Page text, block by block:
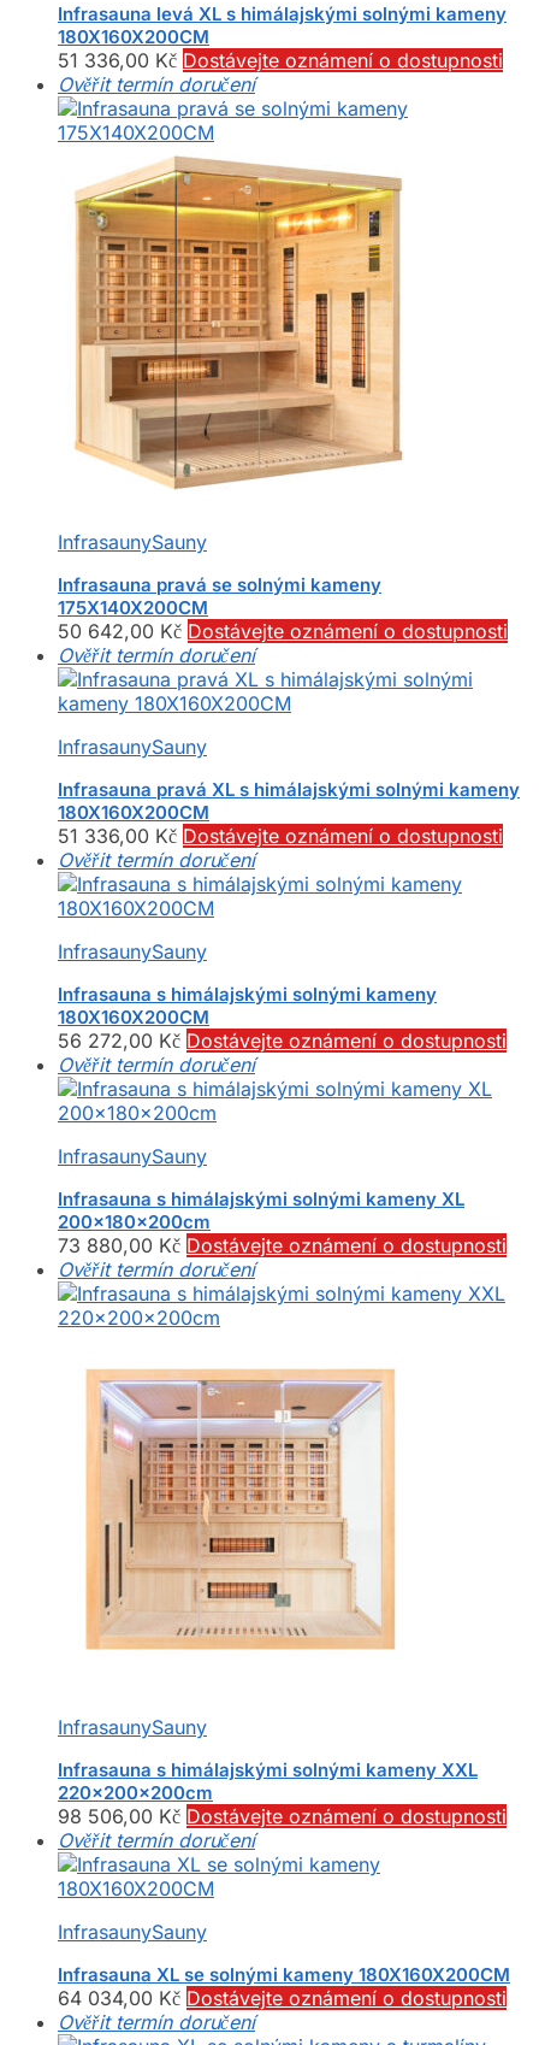
Infrasauna levá XL s himálajskými solnými kameny
180X160X200CM
51 336,00 Kč Dostávejte oznámení o dostupnosti
Ověřit termín doručení
InfrasaunySauny
Infrasauna pravá se solnými kameny
175X140X200CM
50 642,00 Kč Dostávejte oznámení o dostupnosti
Ověřit termín doručení
InfrasaunySauny
Infrasauna pravá XL s himálajskými solnými kameny
180X160X200CM
51 336,00 Kč Dostávejte oznámení o dostupnosti
Ověřit termín doručení
InfrasaunySauny
Infrasauna s himálajskými solnými kameny
180X160X200CM
56 272,00 Kč Dostávejte oznámení o dostupnosti
Ověřit termín doručení
InfrasaunySauny
Infrasauna s himálajskými solnými kameny XL
200x180x200cm
73 880,00 Kč Dostávejte oznámení o dostupnosti
Ověřit termín doručení
InfrasaunySauny
Infrasauna s himálajskými solnými kameny XXL
220x200x200cm
98 506,00 Kč Dostávejte oznámení o dostupnosti
Ověřit termín doručení
InfrasaunySauny
Infrasauna XL se solnými kameny 180X160X200CM
64 034,00 Kč Dostávejte oznámení o dostupnosti
Ověřit termín doručení